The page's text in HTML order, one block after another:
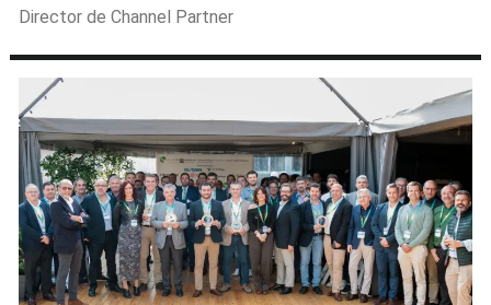
Director de Channel Partner